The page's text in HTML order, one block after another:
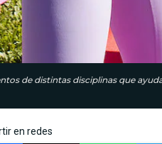
de distintas disciplinas que
en redes